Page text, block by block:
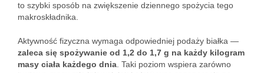
to szybki sposób na zwiększenie dziennego spożycia tego
makroskładnika.
Aktywność fizyczna wymaga odpowiedniej podaży białka —
zaleca się spożywanie od 1,2 do 1,7 g na każdy kilogram
masy ciała każdego dnia . Taki poziom wspiera zarówno